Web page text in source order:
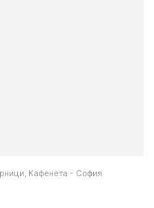
Кафенета - София